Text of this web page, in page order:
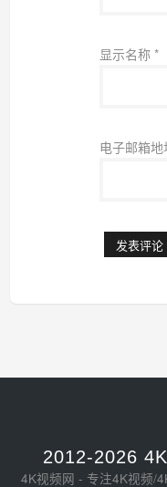
显示名称 *
电子邮箱地
2012-2026
4K视频网 - 专注4K视频/